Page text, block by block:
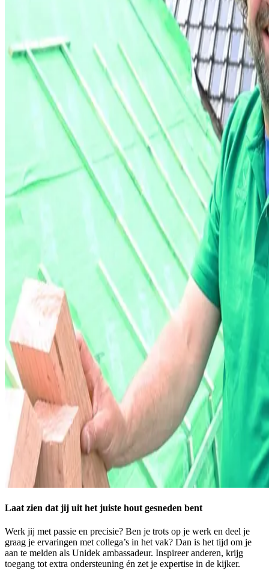
Laat zien dat jij uit het juiste hout gesneden bent
Werk jij met passie en precisie? Ben je trots op je werk en deel je
graag je ervaringen met collega’s in het vak? Dan is het tijd om je
aan te melden als Unidek ambassadeur. Inspireer anderen, krijg
toegang tot extra ondersteuning én zet je expertise in de kijker.